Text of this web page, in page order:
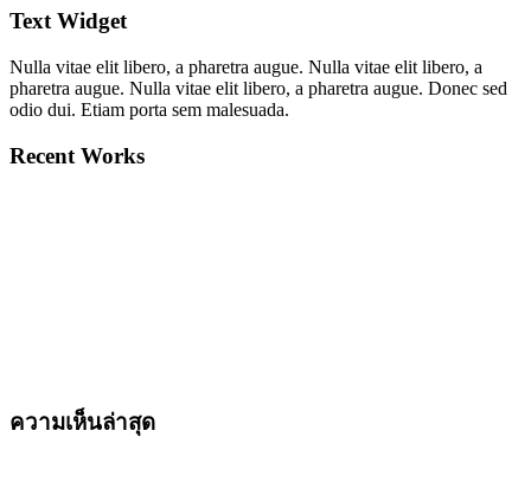
Text Widget
Nulla vitae elit libero, a pharetra augue. Nulla vitae elit libero, a
pharetra augue. Nulla vitae elit libero, a pharetra augue. Donec sed
odio dui. Etiam porta sem malesuada.
Recent Works
ความเห็นล่าสุด